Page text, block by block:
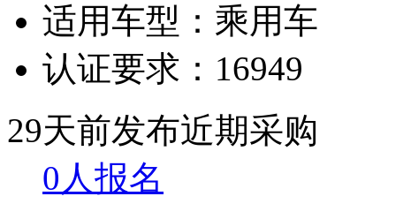
适用车型： 乘用车
认证要求： 16949
29天前发布近期采购
0人报名